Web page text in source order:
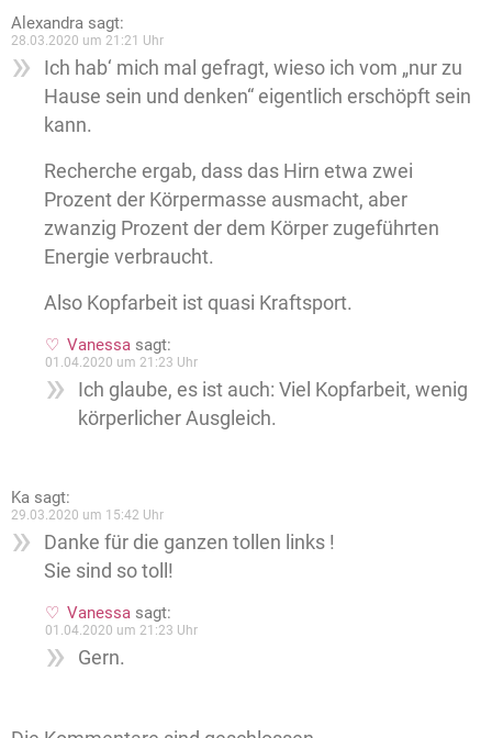
Alexandra sagt:
28.03.2020 um 21:21 Uhr
Ich hab‘ mich mal gefragt, wieso ich vom „nur zu
Hause sein und denken“ eigentlich erschöpft sein
kann.
Recherche ergab, dass das Hirn etwa zwei
Prozent der Körpermasse ausmacht, aber
zwanzig Prozent der dem Körper zugeführten
Energie verbraucht.
Also Kopfarbeit ist quasi Kraftsport.
Vanessa sagt:
01.04.2020 um 21:23 Uhr
Ich glaube, es ist auch: Viel Kopfarbeit, wenig
körperlicher Ausgleich.
Ka sagt:
29.03.2020 um 15:42 Uhr
Danke für die ganzen tollen links !
Sie sind so toll!
Vanessa sagt:
01.04.2020 um 21:23 Uhr
Gern.